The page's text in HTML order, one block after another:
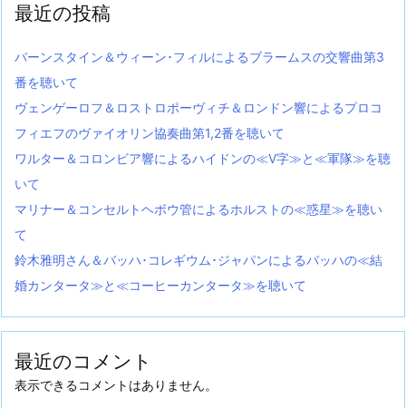
最近の投稿
バーンスタイン＆ウィーン･フィルによるブラームスの交響曲第3
番を聴いて
ヴェンゲーロフ＆ロストロポーヴィチ＆ロンドン響によるプロコ
フィエフのヴァイオリン協奏曲第1,2番を聴いて
ワルター＆コロンビア響によるハイドンの≪V字≫と≪軍隊≫を聴
いて
マリナー＆コンセルトヘボウ管によるホルストの≪惑星≫を聴い
て
鈴木雅明さん＆バッハ･コレギウム･ジャパンによるバッハの≪結
婚カンタータ≫と≪コーヒーカンタータ≫を聴いて
最近のコメント
表示できるコメントはありません。